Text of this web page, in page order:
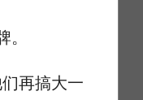
再搞大一